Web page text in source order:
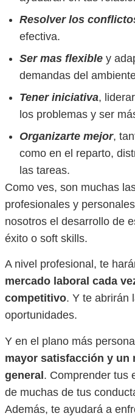
Resolver los
efectiva.
Ser mas flexible y
demandas del
Tener iniciativa,
los problemas y ser
Organizarte mejor,
como en el reparto,
las tareas.
Como ves, son muchas
profesionales y
nosotros el desarrollo de
éxito o soft skills.
A nivel profesional, te
mercado laboral cada
competitivo. Y te abrirán
oportunidades.
Y en el plano más
mayor satisfacción y un
general. Comprender tus
de muchas de tus
Además, te ayudará a